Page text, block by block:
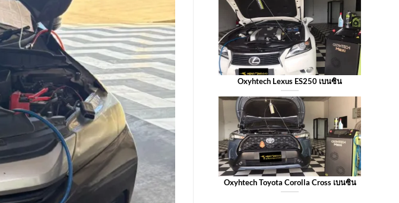
Oxyhtech Lexus ES250 เบนซิน
Oxyhtech Toyota Corolla Cross เบนซิน